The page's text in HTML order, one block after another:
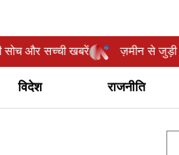
से जुड़ी सोच और सच्ची खबरें
विदेश राजनीति